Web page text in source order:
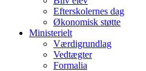
Efterskolernes dag
Økonomisk støtte
Ministerielt
Værdigrundlag
Vedtægter
Formalia